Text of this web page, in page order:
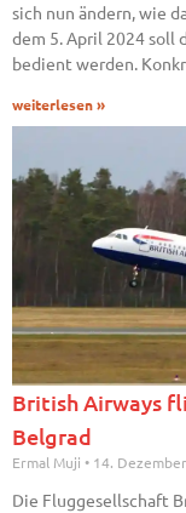
sich nun ändern, wie
dem 5. April 2024 soll
bedient werden.
weiterlesen »
British Airways
Belgrad
Ermal Muji 14.
Die Fluggesellschaft